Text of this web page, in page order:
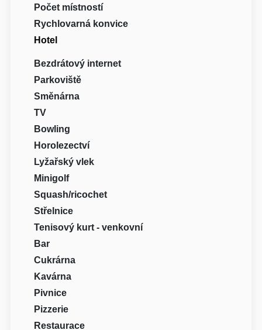
Počet místností
Rychlovarná konvice
Hotel
Bezdrátový internet
Parkoviště
Směnárna
TV
Bowling
Horolezectví
Lyžařský vlek
Minigolf
Squash/ricochet
Střelnice
Tenisový kurt - venkovní
Bar
Cukrárna
Kavárna
Pivnice
Pizzerie
Restaurace